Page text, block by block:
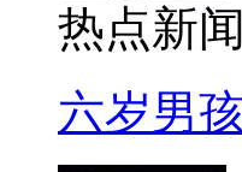
热点新闻
六岁男